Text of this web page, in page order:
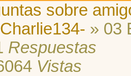
sobre
» 03
Respuestas
Vistas